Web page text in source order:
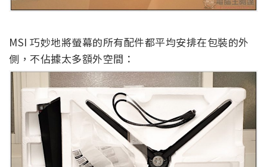
MSI 巧妙地將螢幕的所有配件都平均安排在包裝的外
側，不佔據太多額外空間：